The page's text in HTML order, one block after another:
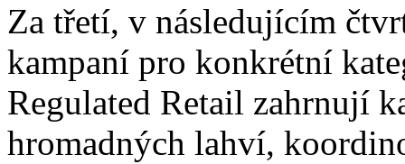
Za třetí, v následujícím
kampaní pro konkrétní
Regulated Retail zahrnují
hromadných lahví,